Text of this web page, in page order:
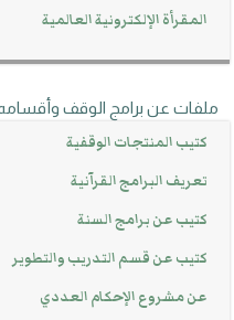
المقرأة الإلكترونية العالمية
ملفات عن برامج الوقف
كتيب المنتجات الوقفية
تعريف البرامج القرآنية
كتيب عن برامج السنة
كتيب عن قسم التدريب والتطوير
عن مشروع الإحكام العددي